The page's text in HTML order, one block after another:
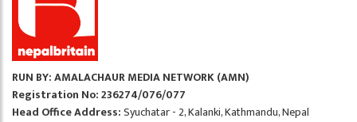
RUN BY: AMALACHAUR MEDIA NETWORK (AMN)
Registration No: 236274/076/077
Head Office Address:Syuchatar - 2, Kalanki, Kathmandu, Nepal